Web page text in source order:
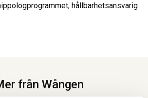
hållbarhetsansvarig
från Wången